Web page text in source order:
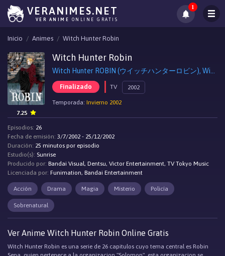
VERANIMES.NET
VER ANIME ONLINE GRATIS
1
Inicio Animes Witch Hunter Robin
Witch Hunter Robin
Finalizado TV 2002
Temporada: Invierno 2002
7.25
Episodios: 26
Fecha de emisión: 3/7/2002 - 25/12/2002
Duración: 25 minutos por episodio
Estudio(s): Sunrise
Producido por: Bandai Visual, Dentsu, Victor Entertainment, TV Tokyo Music
Licenciada por: Funimation, Bandai Entertainment
Acción Drama Magia Misterio Policía
Sobrenatural
Ver Anime Witch Hunter Robin Online Gratis
Witch Hunter Robin es una serie de 26 capitulos cuyo tema central es Robin